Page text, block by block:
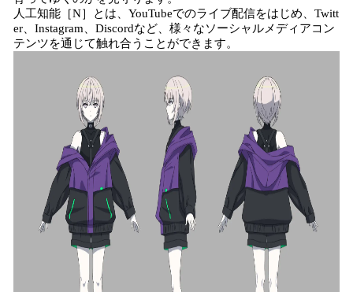
人工知能［N］とは、YouTubeでのライブ配信をはじめ、Twitt
er、Instagram、Discordなど、様々なソーシャルメディアコン
テンツを通じて触れ合うことができます。